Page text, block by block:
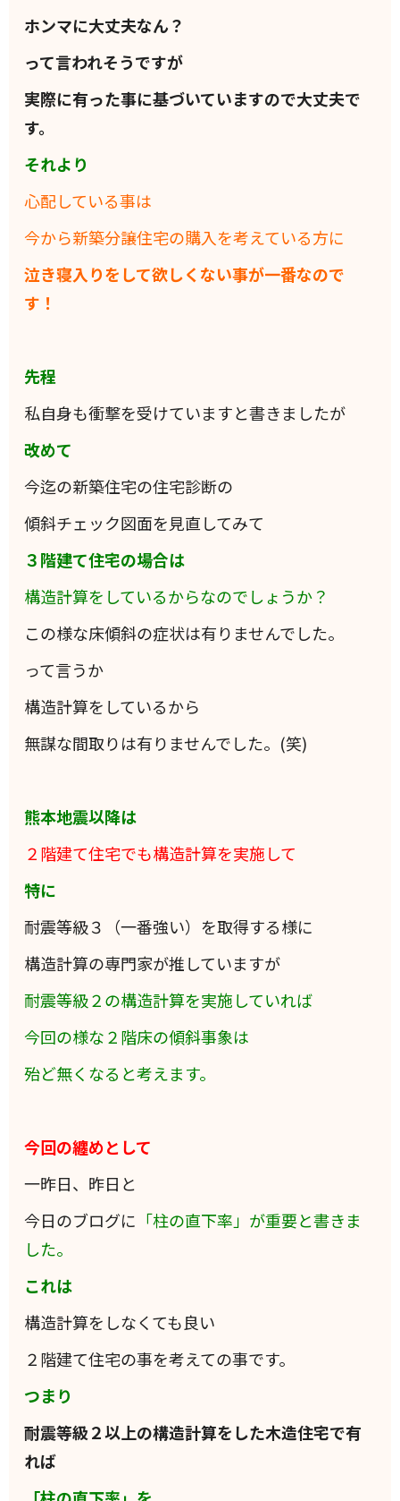
ホンマに大丈夫なん？
って言われそうですが
実際に有った事に基づいていますので大丈夫で
す。
それより
心配している事は
今から新築分譲住宅の購入を考えている方に
泣き寝入りをして欲しくない事が一番なので
す！
先程
私自身も衝撃を受けていますと書きましたが
改めて
今迄の新築住宅の住宅診断の
傾斜チェック図面を見直してみて
３階建て住宅の場合は
構造計算をしているからなのでしょうか？
この様な床傾斜の症状は有りませんでした。
って言うか
構造計算をしているから
無謀な間取りは有りませんでした。(笑)
熊本地震以降は
２階建て住宅でも構造計算を実施して
特に
耐震等級３（一番強い）を取得する様に
構造計算の専門家が推していますが
耐震等級２の構造計算を実施していれば
今回の様な２階床の傾斜事象は
殆ど無くなると考えます。
今回の纏めとして
一昨日、昨日と
今日のブログに 「柱の直下率」が重要と書きま
した。
これは
構造計算をしなくても良い
２階建て住宅の事を考えての事です。
つまり
耐震等級２以上の構造計算をした木造住宅で有
れば